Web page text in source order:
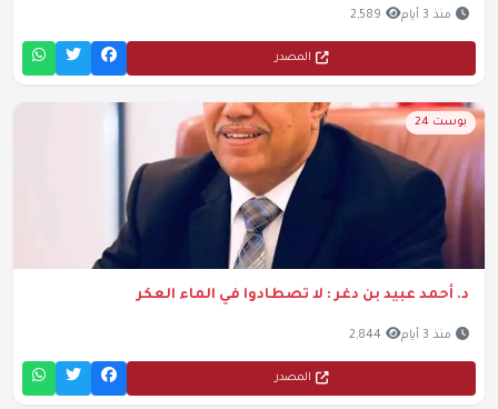
منذ 3 أيام 2,589
المصدر
بوست 24
د. أحمد عبيد بن دغر : لا تصطادوا في الماء العكر
منذ 3 أيام 2,844
المصدر